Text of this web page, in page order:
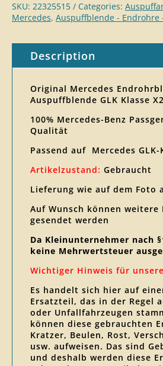
SKU: 22325515 Categories:
Mercedes, Auspuffblende - Endrohre
Description
Original Mercedes
Auspuffblende GLK Klasse
100% Mercedes-Benz
Qualität
Passend auf Mercedes GLK-
Artikelzustand: Gebraucht
Lieferung wie auf dem Foto
Auf Wunsch können weitere
gesendet werden
Da Kleinunternehmer nach
keine Mehrwertsteuer
Wichtiger Hinweis für
Es handelt sich hier auf
Ersatzteil, das in der Regel
oder Unfallfahrzeugen
können diese gebrauchten
Kratzer, Beulen, Rost,
usw. aufweisen. Das sind
und deshalb werden diese